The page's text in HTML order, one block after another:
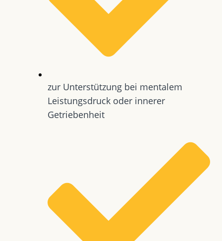
zur Unterstützung bei mentalem
Leistungsdruck oder innerer
Getriebenheit